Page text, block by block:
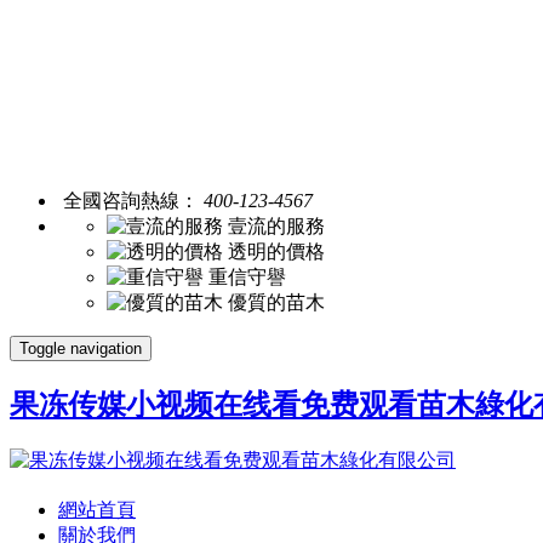
全國咨詢熱線： 400-123-4567
壹流的服務
透明的價格
重信守譽
優質的苗木
Toggle navigation
果冻传媒小视频在线看免费观看苗木綠化
網站首頁
關於我們